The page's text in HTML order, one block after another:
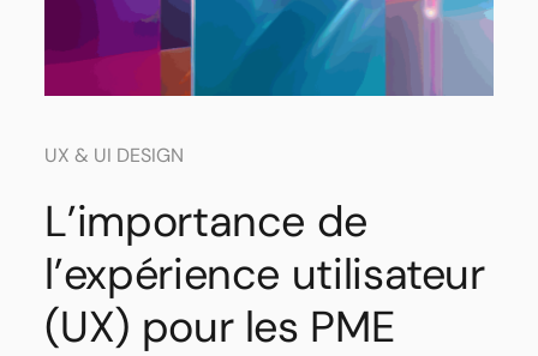
UX & UI DESIGN
L’importance de
l’expérience utilisateur
(UX) pour les PME